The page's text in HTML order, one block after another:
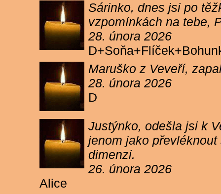
Sárinko, dnes jsi po
vzpomínkách na tebe,
28. února 2026
Maruško z Veveří,
28. února 2026
D
Justýnko, odešla jsi k
jenom jako
dimenzi.
26. února 2026
Alice